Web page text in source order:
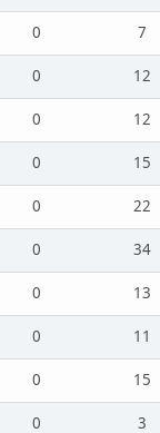
0
7
0
12
0
12
0
15
0
22
0
34
0
13
0
11
0
15
0
3